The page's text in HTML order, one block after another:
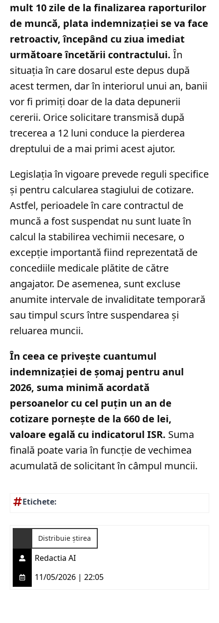
mult 10 zile de la finalizarea raporturilor
de muncă, plata indemnizației se va face
retroactiv, începând cu ziua imediat
următoare încetării contractului. În
situația în care dosarul este depus după
acest termen, dar în interiorul unui an, banii
vor fi primiți doar de la data depunerii
cererii. Orice solicitare transmisă după
trecerea a 12 luni conduce la pierderea
dreptului de a mai primi acest ajutor.
Legislația în vigoare prevede reguli specifice
și pentru calcularea stagiului de cotizare.
Astfel, perioadele în care contractul de
muncă a fost suspendat nu sunt luate în
calcul la stabilirea vechimii necesare, o
excepție importantă fiind reprezentată de
concediile medicale plătite de către
angajator. De asemenea, sunt excluse
anumite intervale de invaliditate temporară
sau timpul scurs între suspendarea și
reluarea muncii.
În ceea ce privește cuantumul
indemnizației de șomaj pentru anul
2026, suma minimă acordată
persoanelor cu cel puțin un an de
cotizare pornește de la 660 de lei,
valoare egală cu indicatorul ISR. Suma
finală poate varia în funcție de vechimea
acumulată de solicitant în câmpul muncii.
Etichete:
Distribuie știrea
Redactia AI
11/05/2026 | 22:05